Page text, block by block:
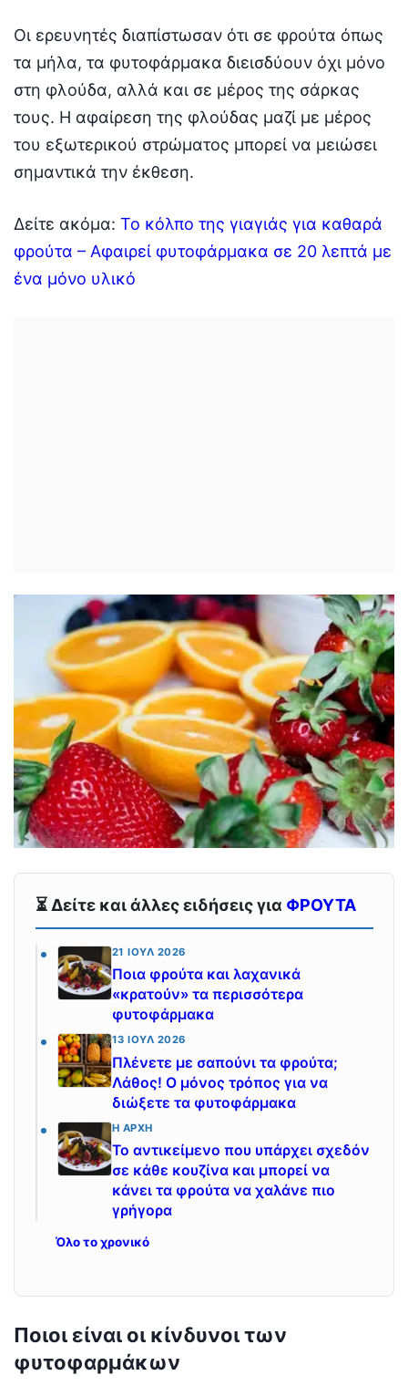
Οι ερευνητές διαπίστωσαν ότι σε φρούτα όπως
τα μήλα, τα φυτοφάρμακα διεισδύουν όχι μόνο
στη φλούδα, αλλά και σε μέρος της σάρκας
τους. Η αφαίρεση της φλούδας μαζί με μέρος
του εξωτερικού στρώματος μπορεί να μειώσει
σημαντικά την έκθεση.
Δείτε ακόμα: Το κόλπο της γιαγιάς για καθαρά
φρούτα – Αφαιρεί φυτοφάρμακα σε 20 λεπτά με
ένα μόνο υλικό
⏳ Δείτε και άλλες ειδήσεις για ΦΡΟΥΤΑ
21 ΙΟΎΛ 2026
Ποια φρούτα και λαχανικά
«κρατούν» τα περισσότερα
φυτοφάρμακα
13 ΙΟΎΛ 2026
Πλένετε με σαπούνι τα φρούτα;
Λάθος! Ο μόνος τρόπος για να
διώξετε τα φυτοφάρμακα
Η ΑΡΧΉ
Το αντικείμενο που υπάρχει σχεδόν
σε κάθε κουζίνα και μπορεί να
κάνει τα φρούτα να χαλάνε πιο
γρήγορα
Όλο το χρονικό
Ποιοι είναι οι κίνδυνοι των
φυτοφαρμάκων